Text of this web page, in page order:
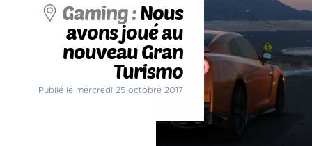
Gaming :Nous
avons joué au
nouveau Gran
Turismo
Publié le mercredi 25 octobre 2017